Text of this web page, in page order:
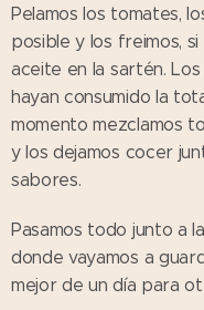
Pelamos los tomates,
posible y los freimos,
aceite en la sartén.
hayan consumido la
momento mezclamos
y los dejamos cocer
sabores.
Pasamos todo junto a
donde vayamos a
mejor de un día para